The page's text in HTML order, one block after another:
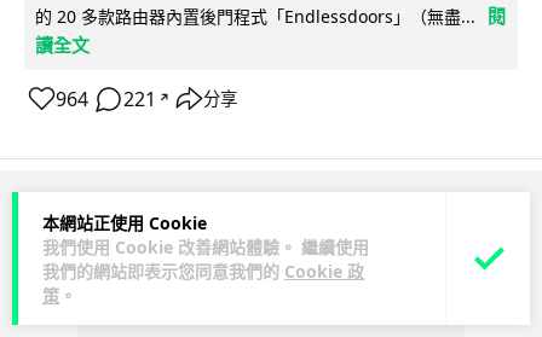
本網站正使用 Cookie
我們使用 Cookie 改善網站體驗。 繼續使用
我們的網站即表示您同意我們的 Cookie 政
策 。
的 20 多款路由器內置後門程式「Endlessdoors」（無盡...
閱
讀全文
964 221 ↗ 分享
ADVERTISEMENT